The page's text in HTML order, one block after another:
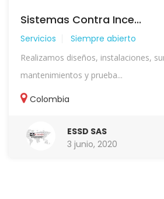
Sistemas Contra Ince...
Servicios Siempre abierto
Realizamos diseños, instalaciones,
mantenimientos y prueba...
Colombia
ESSD SAS
3 junio, 2020